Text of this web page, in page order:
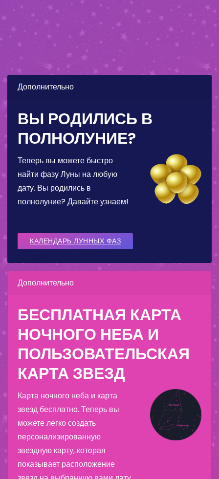
Дополнительно
ВЫ РОДИЛИСЬ В
ПОЛНОЛУНИЕ?
Теперь вы можете быстро
найти фазу Луны на любую
дату. Вы родились в
полнолуние? Давайте узнаем!
КАЛЕНДАРЬ ЛУННЫХ ФАЗ
Дополнительно
БЕСПЛАТНАЯ КАРТА
НОЧНОГО НЕБА И
ПОЛЬЗОВАТЕЛЬСКАЯ
КАРТА ЗВЕЗД
Карта ночного неба и карта
звезд бесплатно. Теперь вы
можете легко создать
персонализированную
звездную карту, которая
показывает расположение